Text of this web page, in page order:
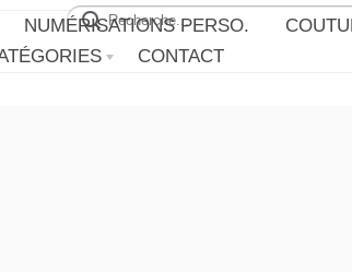
NUMÉRISATIONS PERSO.
CONTACT